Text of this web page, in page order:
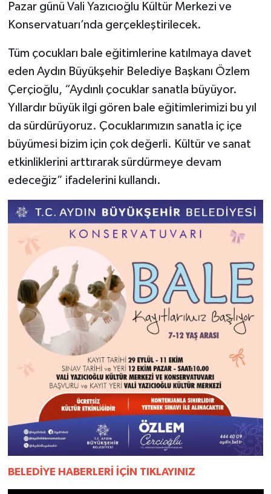
Pazar günü Vali Yazıcıoğlu Kültür Merkezi ve
Konservatuarı’nda gerçekleştirilecek.
Tüm çocukları bale eğitimlerine katılmaya davet
eden Aydın Büyükşehir Belediye Başkanı Özlem
Çerçioğlu, “Aydınlı çocuklar sanatla büyüyor.
Yıllardır büyük ilgi gören bale eğitimlerimizi bu yıl
da sürdürüyoruz. Çocuklarımızın sanatla iç içe
büyümesi bizim için çok değerli. Kültür ve sanat
etkinliklerini arttırarak sürdürmeye devam
edeceğiz” ifadelerini kullandı.
BELEDİYE HABERLERİ İÇİN TIKLAYINIZ
ÖZEL HABER
ŞİRKET HABERLERİ
SİYASET
TEKNOLOJİ
YEREL
AFYON
AFYONKARAHİSAR
AYDIN
DENİZLİ
İZMİR
KÜTAHYA
MANİSA
MUĞLA